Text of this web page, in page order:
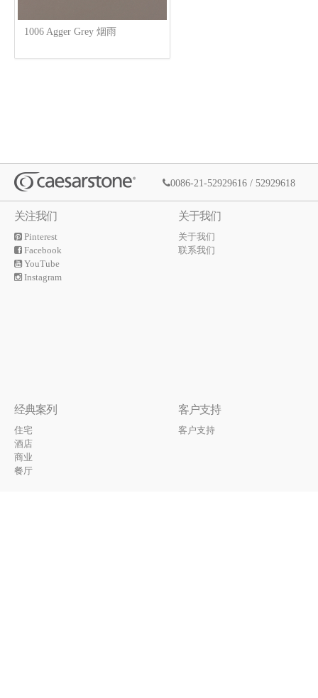
1006 Agger Grey 烟雨
0086-21-52929616 / 52929618
关注我们
Pinterest
Facebook
YouTube
Instagram
关于我们
关于我们
联系我们
经典案列
住宅
酒店
商业
餐厅
客户支持
客户支持